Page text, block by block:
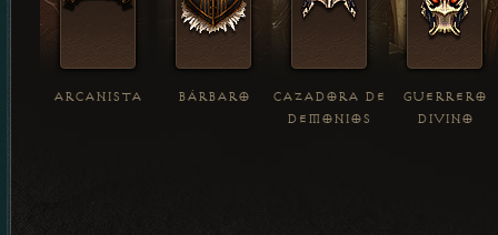
ARCANISTA BÁRBARO
CAZADORA DE
DEMONIOS
GUERRERO
DIVINO